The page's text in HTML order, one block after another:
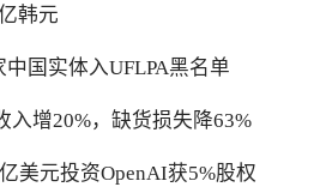
韩元
国实体入UFLPA黑名单
入增20%，缺货损失降63%
美元投资OpenAI获5%股权